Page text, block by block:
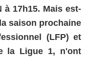
17h15. Mais est-
saison prochaine
(LFP) et
la Ligue 1, n'ont